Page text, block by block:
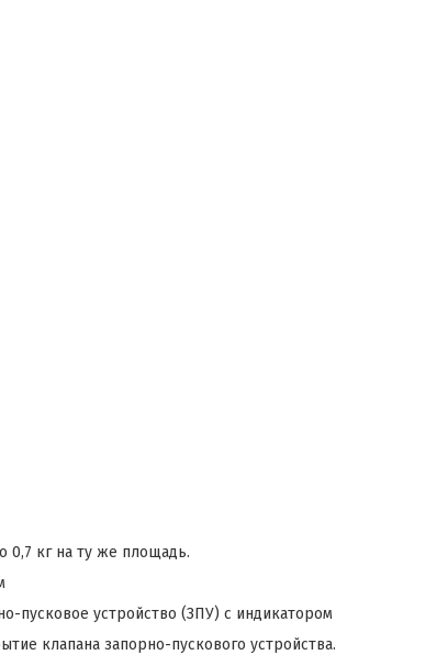
0,7 кг на ту же площадь.
пусковое устройство (ЗПУ) с индикатором
клапана запорно-пускового устройства.